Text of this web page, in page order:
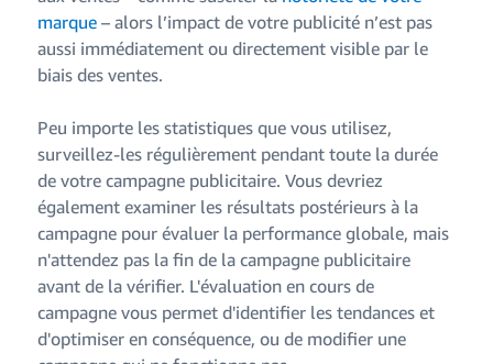
marque – alors l’impact de votre publicité n’est pas
aussi immédiatement ou directement visible par le
biais des ventes.
Peu importe les statistiques que vous utilisez,
surveillez-les régulièrement pendant toute la durée
de votre campagne publicitaire. Vous devriez
également examiner les résultats postérieurs à la
campagne pour évaluer la performance globale, mais
n'attendez pas la fin de la campagne publicitaire
avant de la vérifier. L'évaluation en cours de
campagne vous permet d'identifier les tendances et
d'optimiser en conséquence, ou de modifier une